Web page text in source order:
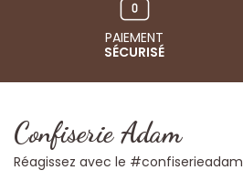
PAIEMENT
SÉCURISÉ
Confiserie Adam
Réagissez avec le #confiserieadam